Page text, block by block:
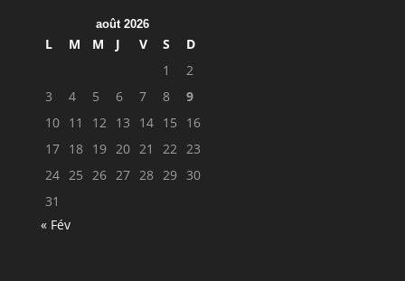
août 2026
L M M J V S
D
1
2
3
4 5 6 7 8
9
10 11 12 13 14 15
16
17 18 19 20 21 22 23
24 25 26 27 28 29 30
31
« Fév